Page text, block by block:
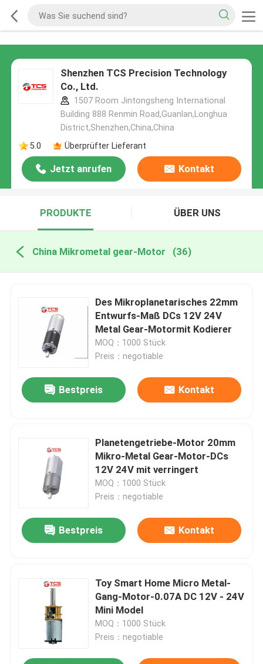
Shenzhen TCS Precision Technology
Co., Ltd.
1507 Room Jintongsheng International
Building 888 Renmin Road,Guanlan,Longhua
District,Shenzhen,China,China
5.0
Überprüfter Lieferant
Jetzt anrufen Kontakt
PRODUKTE ÜBER UNS
China Mikrometal gear-Motor (36)
Des Mikroplanetarisches 22mm
Entwurfs-Maß DCs 12V 24V
Metal Gear-Motormit Kodierer
MOQ：1000 Stück
Preis：negotiable
Bestpreis Kontakt
Planetengetriebe-Motor 20mm
Mikro-Metal Gear-Motor-DCs
12V 24V mit verringert
MOQ：1000 Stück
Preis：negotiable
Bestpreis Kontakt
Toy Smart Home Micro Metal-
Gang-Motor-0.07A DC 12V - 24V
Mini Model
MOQ：1000 Stück
Preis：negotiable